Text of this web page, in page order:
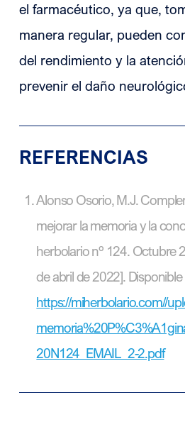
el farmacéutico, ya que,
manera regular, pueden
del rendimiento y la
prevenir el daño
REFERENCIAS
Alonso Osorio, M.J.
mejorar la memoria y la
herbolario nº 124. Octubre
de abril de 2022]. Disponible
https://miherbolario.com//
20N124_EMAIL_2-2.pdf